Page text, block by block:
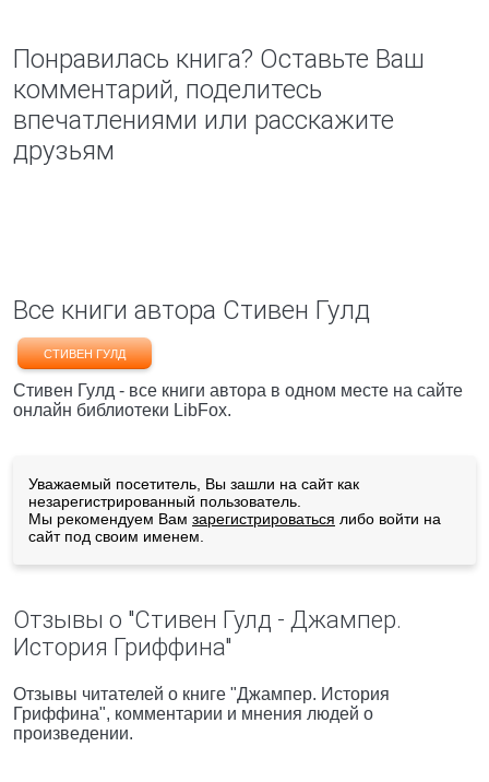
Понравилась книга? Оставьте Ваш
комментарий, поделитесь
впечатлениями или расскажите
друзьям
Все книги автора Стивен Гулд
СТИВЕН ГУЛД
Стивен Гулд - все книги автора в одном месте на сайте
онлайн библиотеки LibFox.
Уважаемый посетитель, Вы зашли на сайт как
незарегистрированный пользователь.
Мы рекомендуем Вам зарегистрироваться либо войти на
сайт под своим именем.
Отзывы о "Стивен Гулд - Джампер.
История Гриффина"
Отзывы читателей о книге "Джампер. История
Гриффина", комментарии и мнения людей о
произведении.